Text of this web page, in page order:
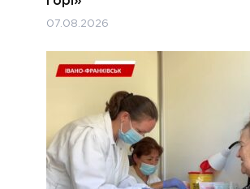
07.08.2026